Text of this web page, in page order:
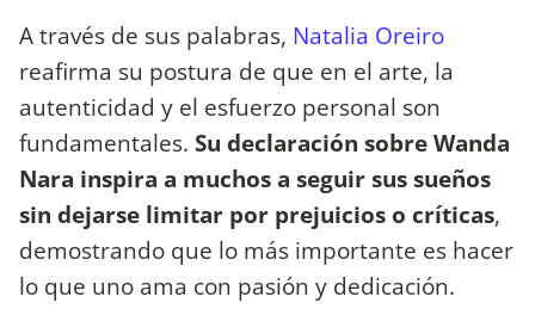
A través de sus palabras, Natalia Oreiro
reafirma su postura de que en el arte, la
autenticidad y el esfuerzo personal son
fundamentales. Su declaración sobre Wanda
Nara inspira a muchos a seguir sus sueños
sin dejarse limitar por prejuicios o críticas,
demostrando que lo más importante es hacer
lo que uno ama con pasión y dedicación.